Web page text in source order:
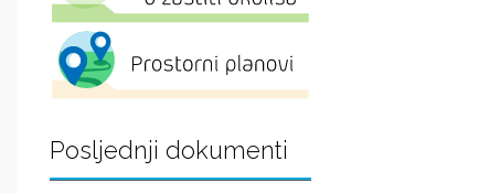
Posljednji dokumenti